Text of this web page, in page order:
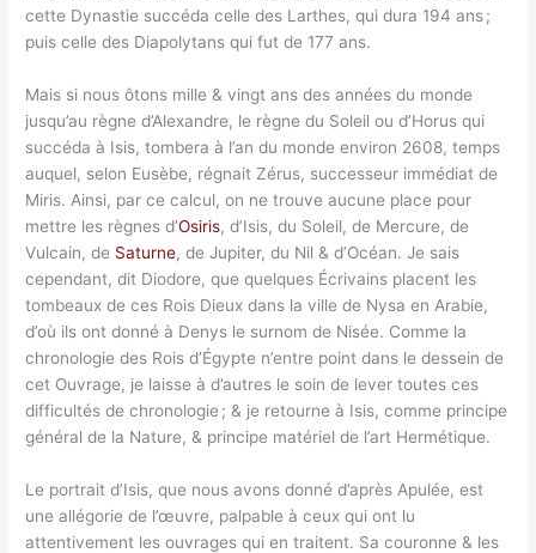
cette Dynastie succéda celle des Larthes, qui dura 194 ans ;
puis celle des Diapolytans qui fut de 177 ans.
Mais si nous ôtons mille & vingt ans des années du monde
jusqu’au règne d’Alexandre, le règne du Soleil ou d’Horus qui
succéda à Isis, tombera à l’an du monde environ 2608, temps
auquel, selon Eusèbe, régnait Zérus, successeur immédiat de
Miris. Ainsi, par ce calcul, on ne trouve aucune place pour
mettre les règnes d’Osiris, d’Isis, du Soleil, de Mercure, de
Vulcain, de Saturne, de Jupiter, du Nil & d’Océan. Je sais
cependant, dit Diodore, que quelques Écrivains placent les
tombeaux de ces Rois Dieux dans la ville de Nysa en Arabie,
d’où ils ont donné à Denys le surnom de Nisée. Comme la
chronologie des Rois d’Égypte n’entre point dans le dessein de
cet Ouvrage, je laisse à d’autres le soin de lever toutes ces
difficultés de chronologie ; & je retourne à Isis, comme principe
général de la Nature, & principe matériel de l’art Hermétique.
Le portrait d’Isis, que nous avons donné d’après Apulée, est
une allégorie de l’œuvre, palpable à ceux qui ont lu
attentivement les ouvrages qui en traitent. Sa couronne & les